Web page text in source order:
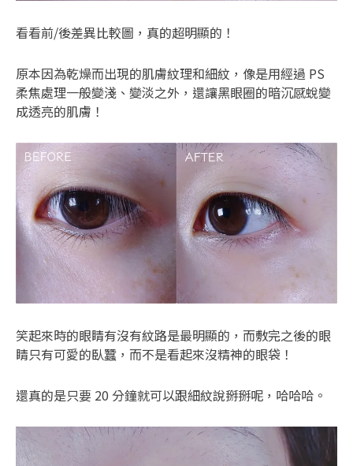
看看前/後差異比較圖，真的超明顯的！
原本因為乾燥而出現的肌膚紋理和細紋，像是用經過 PS
柔焦處理一般變淺、變淡之外，還讓黑眼圈的暗沉感蛻變
成透亮的肌膚！
笑起來時的眼睛有沒有紋路是最明顯的，而敷完之後的眼
睛只有可愛的臥蠶，而不是看起來沒精神的眼袋！
還真的是只要 20 分鐘就可以跟細紋說掰掰呢，哈哈哈。